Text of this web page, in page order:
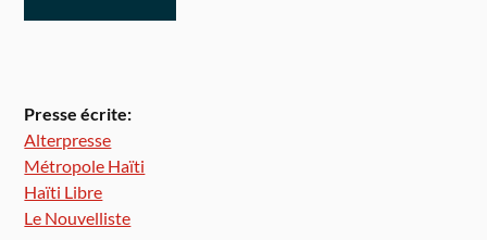
Presse écrite:
Alterpresse
Métropole Haïti
Haïti Libre
Le Nouvelliste